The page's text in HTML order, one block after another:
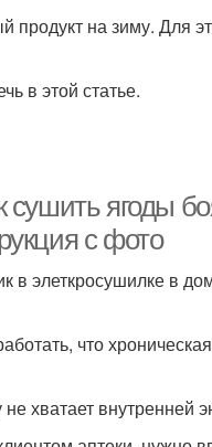
продукт на зиму. Для
в этой статье.
сушить ягоды
с фото
в элеткросушилке в
что
хватает внутренней